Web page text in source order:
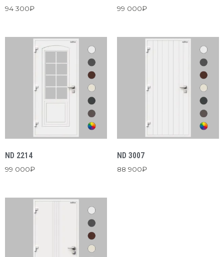
94 300₽ 99 000₽
ND 2214
99 000₽
ND 3007
88 900₽